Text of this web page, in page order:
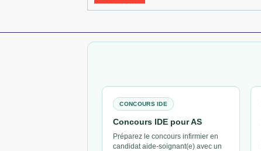
CONCOURS IDE
Concours IDE pour AS
Préparez le concours infirmier en
candidat aide-soignant(e) avec un